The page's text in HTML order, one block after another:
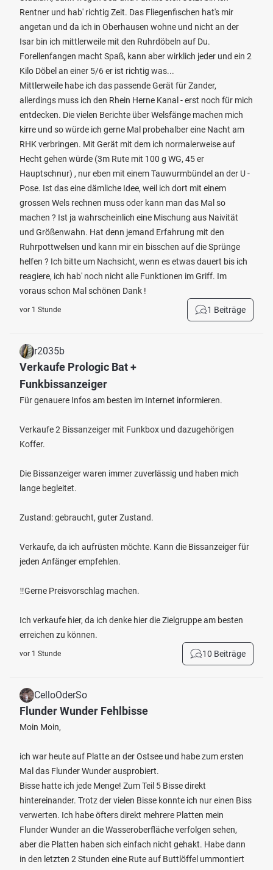
Rentner und hab' richtig Zeit. Das Fliegenfischen hat's mir
angetan und da ich in Oberhausen wohne und nicht an der
Isar bin ich mittlerweile mit den Ruhrdöbeln auf Du.
Forellenfangen macht Spaß, kann aber wirklich jeder und ein 2
Kilo Döbel an einer 5/6 er ist richtig was...
Mittlerweile habe ich das passende Gerät für Zander,
allerdings muss ich den Rhein Herne Kanal - erst noch für mich
entdecken. Die vielen Berichte über Welsfänge machen mich
kirre und so würde ich gerne Mal probehalber eine Nacht am
RHK verbringen. Mit Gerät mit dem ich normalerweise auf
Hecht gehen würde (3m Rute mit 100 g WG, 45 er
Hauptschnur) , nur eben mit einem Tauwurmbündel an der U -
Pose. Ist das eine dämliche Idee, weil ich dort mit einem
grossen Wels rechnen muss oder kann man das Mal so
machen ? Ist ja wahrscheinlich eine Mischung aus Naivität
und Größenwahn. Hat denn jemand Erfahrung mit den
Ruhrpottwelsen und kann mir ein bisschen auf die Sprünge
helfen ? Ich bitte um Nachsicht, wenn es etwas dauert bis ich
reagiere, ich hab' noch nicht alle Funktionen im Griff. Im
voraus schon Mal schönen Dank !
vor 1 Stunde 1 Beiträge
r2035b
Verkaufe Prologic Bat +
Funkbissanzeiger
Für genauere Infos am besten im Internet informieren.
Verkaufe 2 Bissanzeiger mit Funkbox und dazugehörigen
Koffer.
Die Bissanzeiger waren immer zuverlässig und haben mich
lange begleitet.
Zustand: gebraucht, guter Zustand.
Verkaufe, da ich aufrüsten möchte. Kann die Bissanzeiger für
jeden Anfänger empfehlen.
‼️Gerne Preisvorschlag machen.
Ich verkaufe hier, da ich denke hier die Zielgruppe am besten
erreichen zu können.
vor 1 Stunde 10 Beiträge
CelloOderSo
Flunder Wunder Fehlbisse
Moin Moin,
ich war heute auf Platte an der Ostsee und habe zum ersten
Mal das Flunder Wunder ausprobiert.
Bisse hatte ich jede Menge! Zum Teil 5 Bisse direkt
hintereinander. Trotz der vielen Bisse konnte ich nur einen Biss
verwerten. Ich habe öfters direkt mehrere Platten mein
Flunder Wunder an die Wasseroberfläche verfolgen sehen,
aber die Platten haben sich einfach nicht gehakt. Habe dann
in den letzten 2 Stunden eine Rute auf Buttlöffel ummontiert